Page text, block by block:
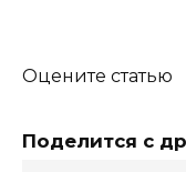
Оцените статью
Поделится с